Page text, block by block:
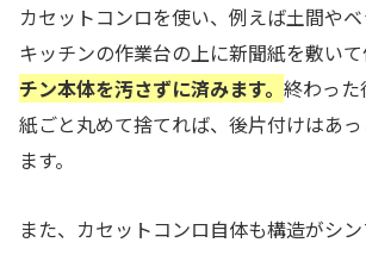
カセットコンロを使い、例えば土間や
キッチンの作業台の上に新聞紙を敷いて
チン本体を汚さずに済みます。 終わっ
紙ごと丸めて捨てれば、後片付けはあ
ます。
また、カセットコンロ自体も構造がシ